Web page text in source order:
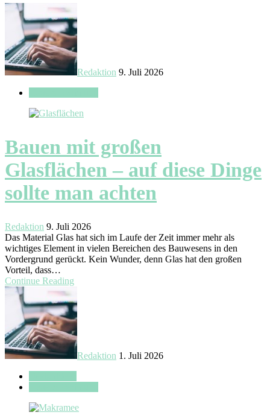
Redaktion 9. Juli 2026
Bauen mit großen
Glasflächen – auf diese Dinge
sollte man achten
Redaktion 9. Juli 2026
Das Material Glas hat sich im Laufe der Zeit immer mehr als
wichtiges Element in vielen Bereichen des Bauwesens in den
Vordergrund gerückt. Kein Wunder, denn Glas hat den großen
Vorteil, dass…
Continue Reading
Redaktion 1. Juli 2026